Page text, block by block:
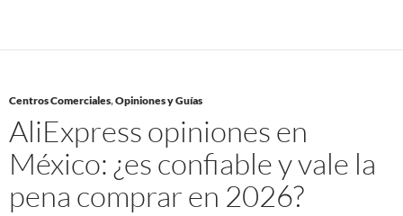
Centros Comerciales,Opiniones y Guías
AliExpress opiniones en
México: ¿es confiable y vale la
pena comprar en 2026?